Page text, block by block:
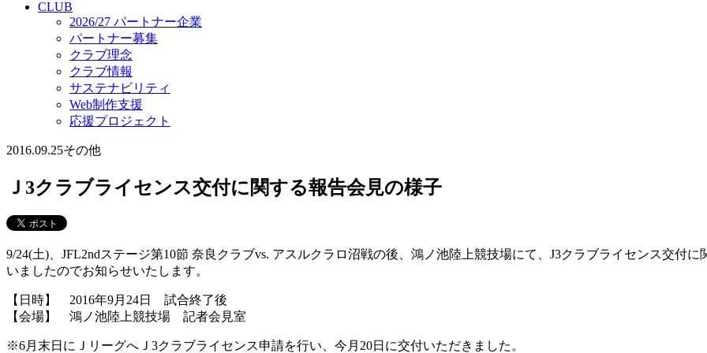
CLUB
2026/27 パートナー企業
パートナー募集
クラブ理念
クラブ情報
サステナビリティ
Web制作支援
応援プロジェクト
2016.09.25その他
Ｊ3クラブライセンス交付に関する報告会見の様子
9/24(土)、JFL2ndステージ第10節 奈良クラブvs. アスルクラロ沼戦の後、鴻ノ池陸上競技場にて、J3クラブライセンス交付に
いましたのでお知らせいたします。
【日時】 2016年9月24日 試合終了後
【会場】 鴻ノ池陸上競技場 記者会見室
※6月末日にＪリーグへＪ3クラブライセンス申請を行い、今月20日に交付いただきました。